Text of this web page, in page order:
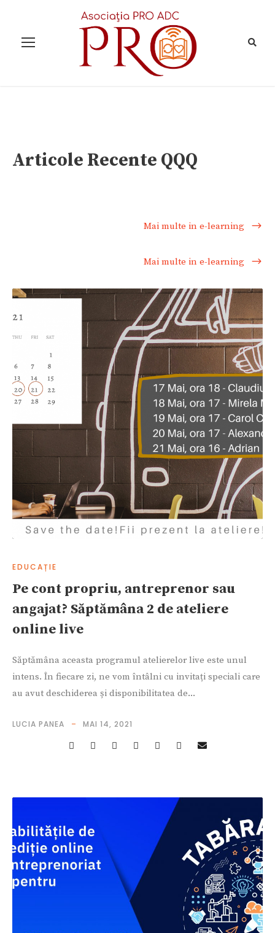
Articole Recente QQQ
Mai multe in e-learning
Mai multe in e-learning
EDUCAȚIE
Pe cont propriu, antreprenor sau
angajat? Săptămâna 2 de ateliere
online live
Săptămâna aceasta programul atelierelor live este unul
intens. În fiecare zi, ne vom întâlni cu invitați speciali care
au avut deschiderea și disponibilitatea de...
LUCIA PANEA MAI 14, 2021